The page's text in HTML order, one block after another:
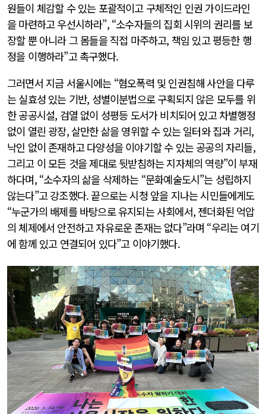
원들이 체감할 수 있는 포괄적이고 구체적인 인권 가이드라인
을 마련하고 우선시하라”, “소수자들의 집회 시위의 권리를 보
장할 뿐 아니라 그 몸들을 직접 마주하고, 책임 있고 평등한 행
정을 이행하라”고 촉구했다.
그러면서 지금 서울시에는 “혐오폭력 및 인권침해 사안을 다루
는 실효성 있는 기반, 성별이분법으로 구획되지 않은 모두를 위
한 공공시설, 검열 없이 성평등 도서가 비치되어 있고 차별행정
없이 열린 광장, 살만한 삶을 영위할 수 있는 일터와 집과 거리,
낙인 없이 존재하고 다양성을 이야기할 수 있는 공공의 자리들,
그리고 이 모든 것을 제대로 뒷받침하는 지자체의 역량”이 부재
하다며, “소수자의 삶을 삭제하는 “문화예술도시”는 성립하지
않는다”고 강조했다. 끝으로는 시청 앞을 지나는 시민들에게도
“누군가의 배제를 바탕으로 유지되는 사회에서, 젠더화된 억압
의 체제에서 안전하고 자유로운 존재는 없다”라며 “우리는 여기
에 함께 있고 연결되어 있다”고 이야기했다.